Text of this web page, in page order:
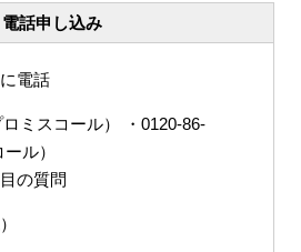
電話申し込み
電話
ロミスコール） ・0120-86-
ル）
の質問